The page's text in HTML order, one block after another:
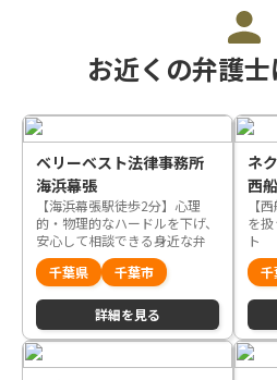
お近くの弁護
ベリーベスト法律事務所
海浜幕張
【海浜幕張駅徒歩2分】心理
的・物理的なハードルを下げ、
安心して相談できる身近な弁
護士を目指します
千葉県 千葉市
詳細を見る
ネ
西
【
を
ト
千